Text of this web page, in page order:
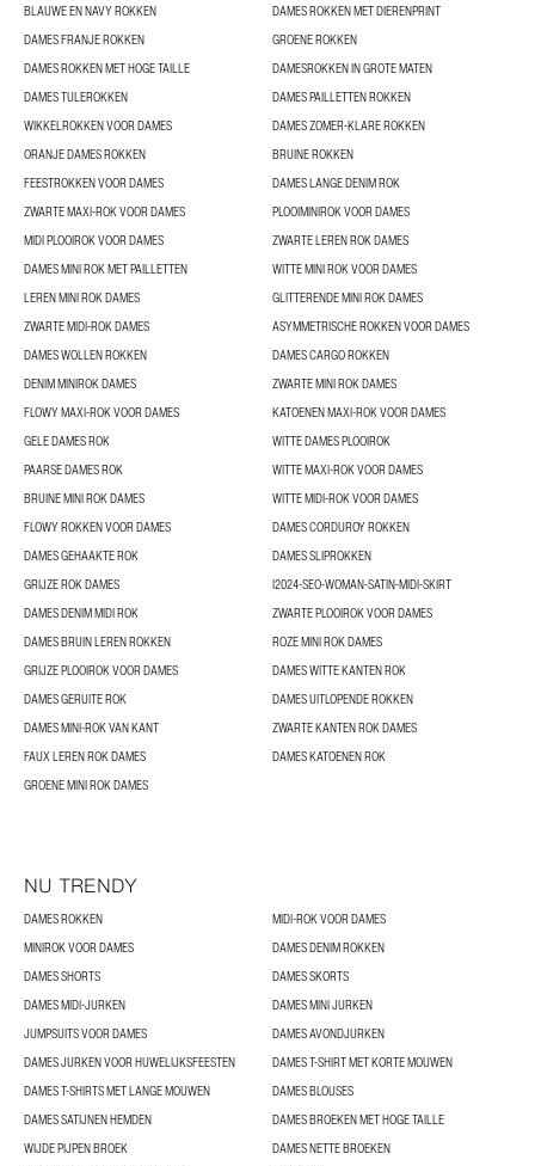
BLAUWE EN NAVY ROKKEN
DAMES ROKKEN MET DIERENPRINT
DAMES FRANJE ROKKEN
GROENE ROKKEN
DAMES ROKKEN MET HOGE TAILLE
DAMESROKKEN IN GROTE MATEN
DAMES TULEROKKEN
DAMES PAILLETTEN ROKKEN
WIKKELROKKEN VOOR DAMES
DAMES ZOMER-KLARE ROKKEN
ORANJE DAMES ROKKEN
BRUINE ROKKEN
FEESTROKKEN VOOR DAMES
DAMES LANGE DENIM ROK
ZWARTE MAXI-ROK VOOR DAMES
PLOOIMINIROK VOOR DAMES
MIDI PLOOIROK VOOR DAMES
ZWARTE LEREN ROK DAMES
DAMES MINI ROK MET PAILLETTEN
WITTE MINI ROK VOOR DAMES
LEREN MINI ROK DAMES
GLITTERENDE MINI ROK DAMES
ZWARTE MIDI-ROK DAMES
ASYMMETRISCHE ROKKEN VOOR DAMES
DAMES WOLLEN ROKKEN
DAMES CARGO ROKKEN
DENIM MINIROK DAMES
ZWARTE MINI ROK DAMES
FLOWY MAXI-ROK VOOR DAMES
KATOENEN MAXI-ROK VOOR DAMES
GELE DAMES ROK
WITTE DAMES PLOOIROK
PAARSE DAMES ROK
WITTE MAXI-ROK VOOR DAMES
BRUINE MINI ROK DAMES
WITTE MIDI-ROK VOOR DAMES
FLOWY ROKKEN VOOR DAMES
DAMES CORDUROY ROKKEN
DAMES GEHAAKTE ROK
DAMES SLIPROKKEN
GRIJZE ROK DAMES
I2024-SEO-WOMAN-SATIN-MIDI-SKIRT
DAMES DENIM MIDI ROK
ZWARTE PLOOIROK VOOR DAMES
DAMES BRUIN LEREN ROKKEN
ROZE MINI ROK DAMES
GRIJZE PLOOIROK VOOR DAMES
DAMES WITTE KANTEN ROK
DAMES GERUITE ROK
DAMES UITLOPENDE ROKKEN
DAMES MINI-ROK VAN KANT
ZWARTE KANTEN ROK DAMES
FAUX LEREN ROK DAMES
DAMES KATOENEN ROK
GROENE MINI ROK DAMES
NU TRENDY
DAMES ROKKEN
MIDI-ROK VOOR DAMES
MINIROK VOOR DAMES
DAMES DENIM ROKKEN
DAMES SHORTS
DAMES SKORTS
DAMES MIDI-JURKEN
DAMES MINI JURKEN
JUMPSUITS VOOR DAMES
DAMES AVONDJURKEN
DAMES JURKEN VOOR HUWELIJKSFEESTEN
DAMES T-SHIRT MET KORTE MOUWEN
DAMES T-SHIRTS MET LANGE MOUWEN
DAMES BLOUSES
DAMES SATIJNEN HEMDEN
DAMES BROEKEN MET HOGE TAILLE
WIJDE PIJPEN BROEK
DAMES NETTE BROEKEN